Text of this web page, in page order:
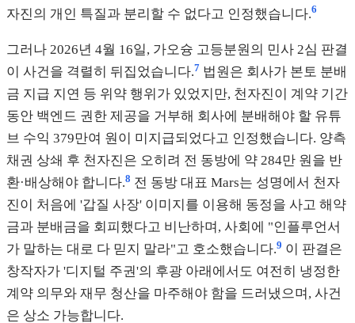
자진의 개인 특질과 분리할 수 없다고 인정했습니다.6
그러나 2026년 4월 16일, 가오슝 고등분원의 민사 2심 판결
이 사건을 격렬히 뒤집었습니다.7 법원은 회사가 본토 분배
금 지급 지연 등 위약 행위가 있었지만, 천자진이 계약 기간
동안 백엔드 권한 제공을 거부해 회사에 분배해야 할 유튜
브 수익 379만여 원이 미지급되었다고 인정했습니다. 양측
채권 상쇄 후 천자진은 오히려 전 동방에 약 284만 원을 반
환·배상해야 합니다.8 전 동방 대표 Mars는 성명에서 천자
진이 처음에 '갑질 사장' 이미지를 이용해 동정을 사고 해약
금과 분배금을 회피했다고 비난하며, 사회에 "인플루언서
가 말하는 대로 다 믿지 말라"고 호소했습니다.9 이 판결은
창작자가 '디지털 주권'의 후광 아래에서도 여전히 냉정한
계약 의무와 재무 청산을 마주해야 함을 드러냈으며, 사건
은 상소 가능합니다.